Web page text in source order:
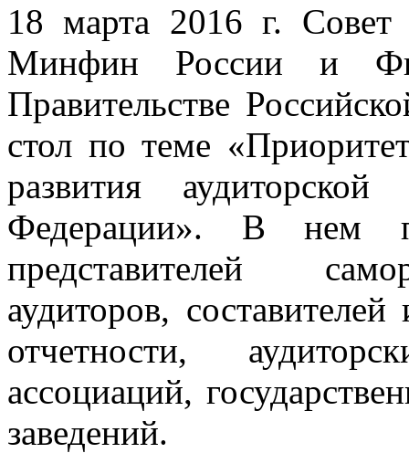
18 марта 2016 г. Совет
Минфин России и
Правительстве
стол по теме
развития
Федерации». В нем
представителей
аудиторов, составителей
отчетности,
ассоциаций,
заведений.